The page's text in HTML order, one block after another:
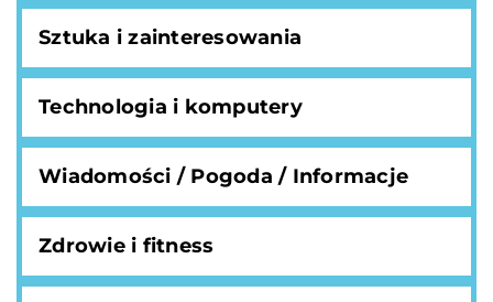
Sztuka i zainteresowania
Technologia i komputery
Wiadomości / Pogoda / Informacje
Zdrowie i fitness